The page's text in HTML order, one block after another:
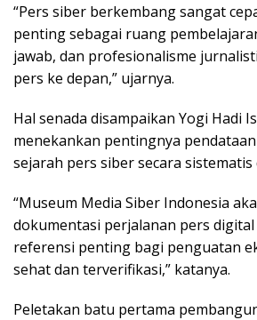
“Pers siber berkembang sangat
penting sebagai ruang
jawab, dan profesionalisme
pers ke depan,” ujarnya.
Hal senada disampaikan Yogi Hadi
menekankan pentingnya
sejarah pers siber secara
“Museum Media Siber Indonesia
dokumentasi perjalanan pers
referensi penting bagi penguatan
sehat dan terverifikasi,” katanya.
Peletakan batu pertama